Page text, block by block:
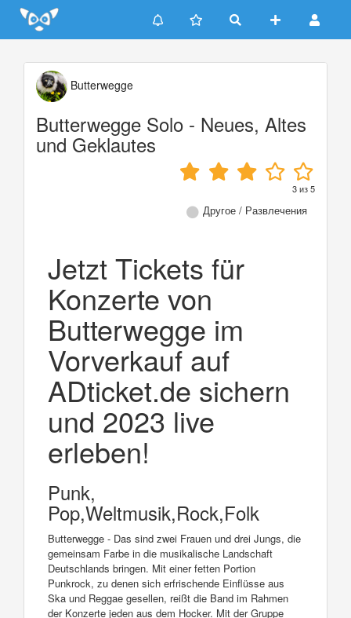
Update cookies preferences
Butterwegge
Butterwegge Solo - Neues, Altes
und Geklautes
3из5
Другое / Развлечения
Jetzt Tickets für
Konzerte von
Butterwegge im
Vorverkauf auf
ADticket.de sichern
und 2023 live
erleben!
Punk,
Pop,Weltmusik,Rock,Folk
Butterwegge - Das sind zwei Frauen und drei Jungs, die
gemeinsam Farbe in die musikalische Landschaft
Deutschlands bringen. Mit einer fetten Portion
Punkrock, zu denen sich erfrischende Einflüsse aus
Ska und Reggae gesellen, reißt die Band im Rahmen
der Konzerte jeden aus dem Hocker. Mit der Gruppe